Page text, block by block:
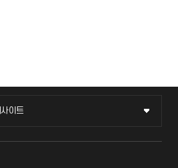
이트
이트